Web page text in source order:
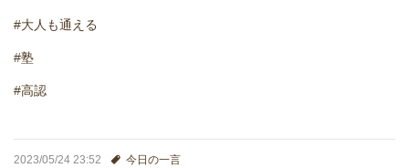
#大人も通える
#塾
#高認
2023/05/24 23:52 今日の一言